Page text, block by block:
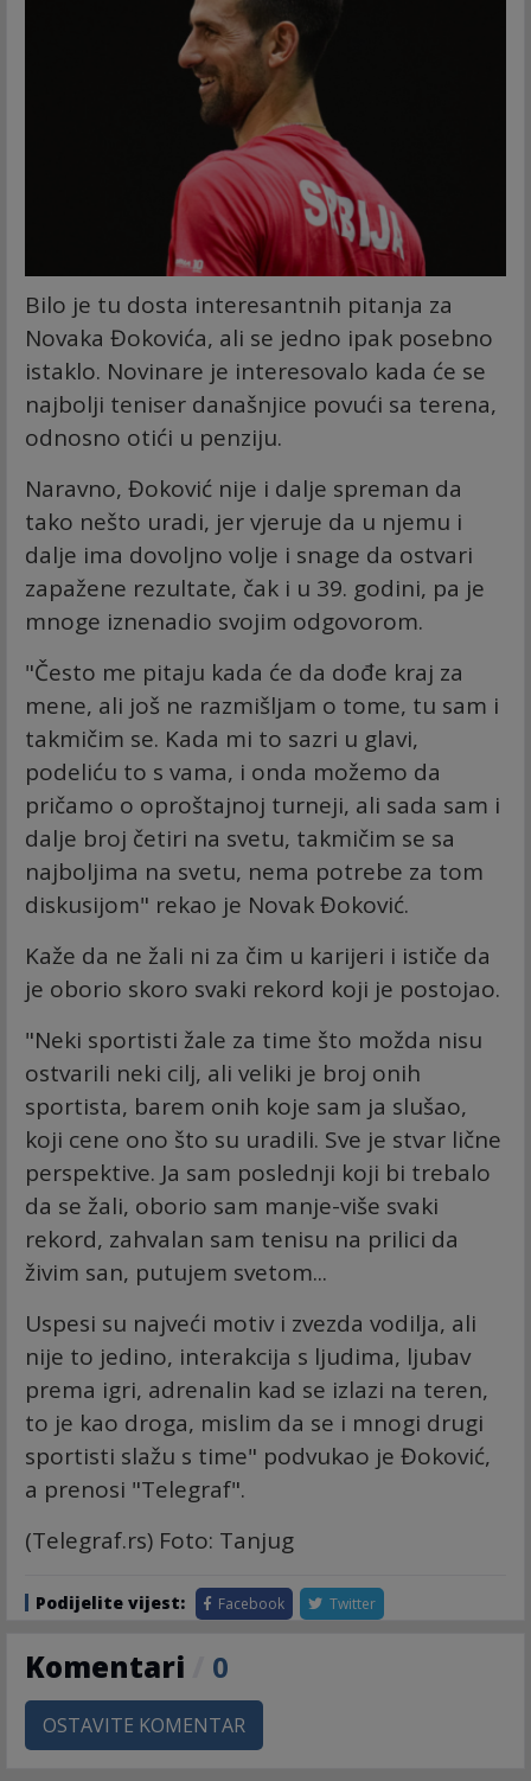
Bilo je tu dosta interesantnih pitanja za
Novaka Đokovića, ali se jedno ipak posebno
istaklo. Novinare je interesovalo kada će se
najbolji teniser današnjice povući sa terena,
odnosno otići u penziju.
Naravno, Đoković nije i dalje spreman da
tako nešto uradi, jer vjeruje da u njemu i
dalje ima dovoljno volje i snage da ostvari
zapažene rezultate, čak i u 39. godini, pa je
mnoge iznenadio svojim odgovorom.
"Često me pitaju kada će da dođe kraj za
mene, ali još ne razmišljam o tome, tu sam i
takmičim se. Kada mi to sazri u glavi,
podeliću to s vama, i onda možemo da
pričamo o oproštajnoj turneji, ali sada sam i
dalje broj četiri na svetu, takmičim se sa
najboljima na svetu, nema potrebe za tom
diskusijom" rekao je Novak Đoković.
Kaže da ne žali ni za čim u karijeri i ističe da
je oborio skoro svaki rekord koji je postojao.
"Neki sportisti žale za time što možda nisu
ostvarili neki cilj, ali veliki je broj onih
sportista, barem onih koje sam ja slušao,
koji cene ono što su uradili. Sve je stvar lične
perspektive. Ja sam poslednji koji bi trebalo
da se žali, oborio sam manje-više svaki
rekord, zahvalan sam tenisu na prilici da
živim san, putujem svetom...
Uspesi su najveći motiv i zvezda vodilja, ali
nije to jedino, interakcija s ljudima, ljubav
prema igri, adrenalin kad se izlazi na teren,
to je kao droga, mislim da se i mnogi drugi
sportisti slažu s time" podvukao je Đoković,
a prenosi "Telegraf".
(Telegraf.rs) Foto: Tanjug
Podijelite vijest: Facebook Twitter
Komentari 0
OSTAVITE KOMENTAR